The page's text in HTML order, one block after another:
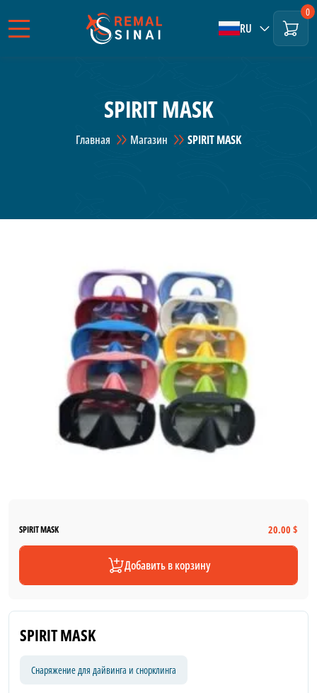
RU
0
SPIRIT MASK
Главная Магазин SPIRIT MASK
SPIRIT MASK 20.00 $
Добавить в корзину
SPIRIT MASK
Снаряжение для дайвинга и снорклинга